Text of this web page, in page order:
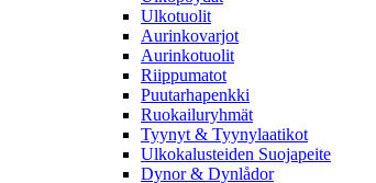
Ulkotuolit
Aurinkovarjot
Aurinkotuolit
Riippumatot
Puutarhapenkki
Ruokailuryhmät
Tyynyt & Tyynylaatikot
Ulkokalusteiden Suojapeite
Dynor & Dynlådor